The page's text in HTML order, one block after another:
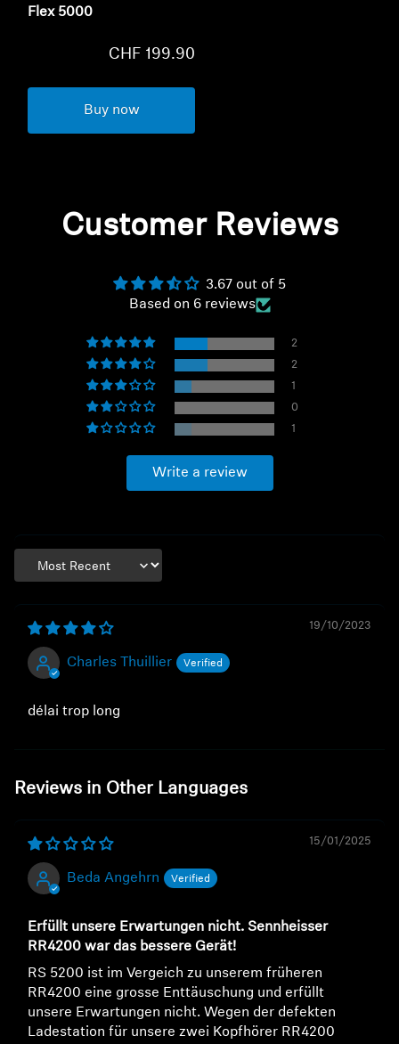
Flex 5000
CHF 199.90
Buy now
Customer Reviews
3.67 out of 5
Based on 6 reviews
2
2
1
0
1
Write a review
Sort by
19/10/2023
Charles Thuillier
délai trop long
Reviews in Other Languages
15/01/2025
Beda Angehrn
Erfüllt unsere Erwartungen nicht. Sennheisser
RR4200 war das bessere Gerät!
RS 5200 ist im Vergeich zu unserem früheren
RR4200 eine grosse Enttäuschung und erfüllt
unsere Erwartungen nicht. Wegen der defekten
Ladestation für unsere zwei Kopfhörer RR4200